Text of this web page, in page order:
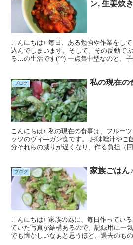
ン, 生姜炊
こんにちは♪ 毎日、ある勉強や作業をし
込んでしまいます。そして、その反動で
る…の生活です(^^) 一点集中型なのと、子
ブログ 私の現在
こんにちは♪ 私の現在の食事は、フルー
ッツのヴィ―ガン食です。 お味噌汁やご
分それらの減りが遅くなり、作る負担（
ブログ 家族ごはん♪
こんにちは♪ 家族の為に、毎日作ってい
ていた写真が結構あるので、記録用に一
でも懐かしいなぁと思うほど、過去のも